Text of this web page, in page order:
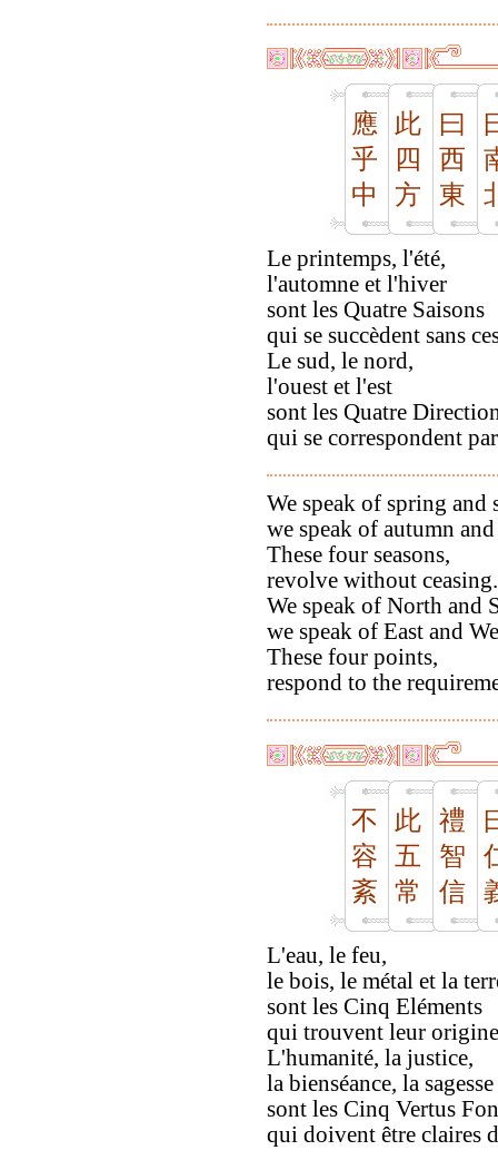
應
乎
中
此
四
方
曰
西
東
Le printemps, l'été,
l'automne et l'hiver
sont les Quatre Saisons
qui se succèdent sans
Le sud, le nord,
l'ouest et l'est
sont les Quatre
qui se correspondent
We speak of spring and
we speak of autumn
These four seasons,
revolve without ceasing.
We speak of North and
we speak of East and
These four points,
respond to the
不
容
紊
此
五
常
禮
智
信
L'eau, le feu,
le bois, le métal et la
sont les Cinq Eléments
qui trouvent leur
L'humanité, la justice,
la bienséance, la
sont les Cinq Vertus
qui doivent être claires